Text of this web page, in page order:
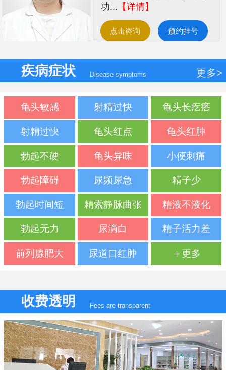
功... 【详情】
点击咨询 预约挂号
疾病症状 Disease symptoms 更多>
龟头敏感 射精过快 龟头长疙瘩
射精过快 龟头红点 龟头红肿
勃起不硬 龟头异味 小便刺痛
勃起障碍 尿频尿急 精子少
勃起时间短 精索静脉曲张 精液不液化
勃起无力 尿滴白 精子活力差
前列腺肥大 尿道口红肿 ＋更多
收费透明 Fees are transparent